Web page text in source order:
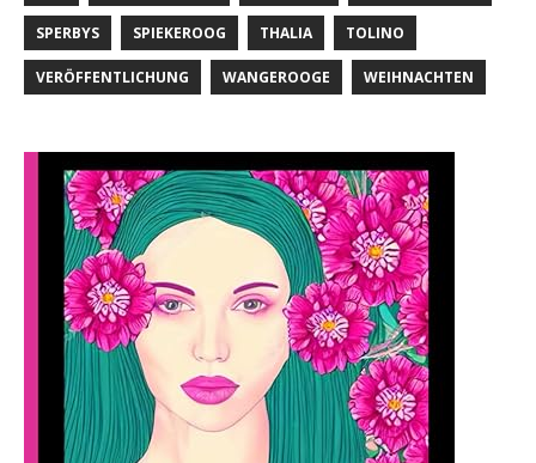
SPERBYS SPIEKEROOG THALIA TOLINO
VERÖFFENTLICHUNG WANGEROOGE WEIHNACHTEN